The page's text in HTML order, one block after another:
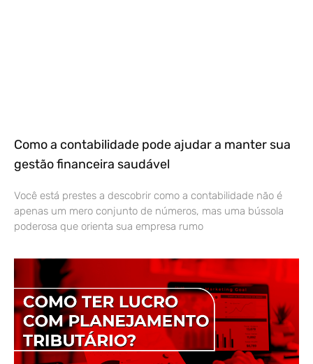
Como a contabilidade pode ajudar a manter sua
gestão financeira saudável
Você está prestes a descobrir como a contabilidade não é
apenas um mero conjunto de números, mas uma bússola
poderosa que orienta sua empresa rumo